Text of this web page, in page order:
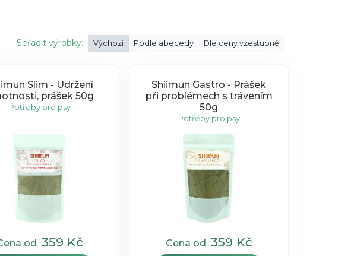
Seřadit výrobky: Výchozí Podle abecedy Dle ceny vzestupně
Slim - Udržení
prášek 50g
Potřeby pro psy
od 359 Kč
Shiimun Gastro - Prášek
při problémech s trávením
50g
Potřeby pro psy
Cena od 359 Kč